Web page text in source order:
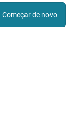
Começar de novo